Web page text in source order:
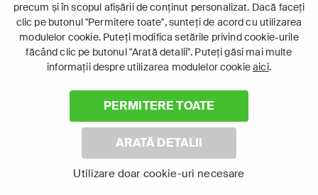
precum și în scopul afișării de conținut personalizat. Dacă faceți
clic pe butonul "Permitere toate", sunteți de acord cu utilizarea
modulelor cookie. Puteți modifica setările privind cookie-urile
făcând clic pe butonul "Arată detalii". Puteți găsi mai multe
informații despre utilizarea modulelor cookieaici.
PERMITERE TOATE
ARATĂ DETALII
Utilizare doar cookie-uri necesare
93
S01
E93
Ține-Mă de Mână
Ține-Mă de Mână